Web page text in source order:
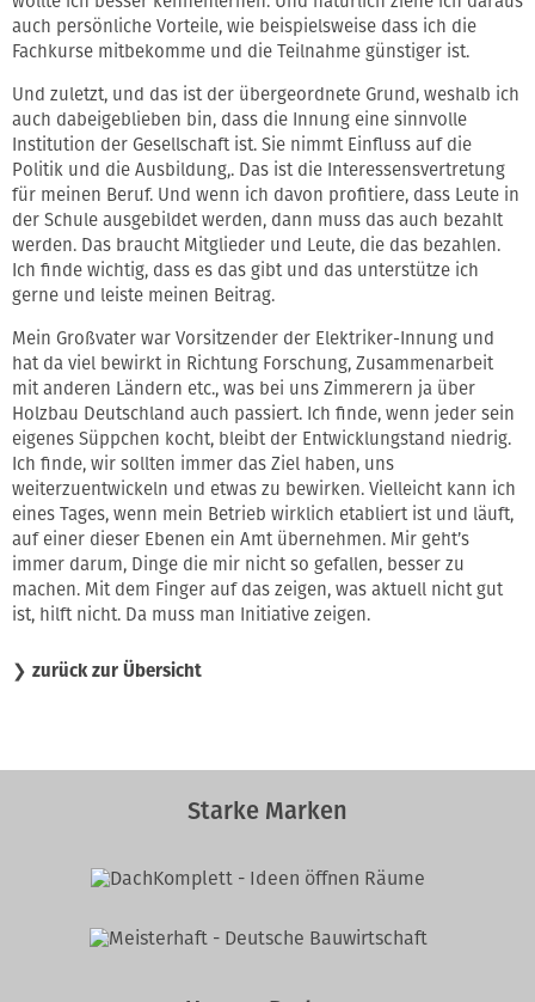
auch persönliche Vorteile, wie beispielsweise dass ich die
Fachkurse mitbekomme und die Teilnahme günstiger ist.
Und zuletzt, und das ist der übergeordnete Grund, weshalb ich
auch dabeigeblieben bin, dass die Innung eine sinnvolle
Institution der Gesellschaft ist. Sie nimmt Einfluss auf die
Politik und die Ausbildung,. Das ist die Interessensvertretung
für meinen Beruf. Und wenn ich davon profitiere, dass Leute in
der Schule ausgebildet werden, dann muss das auch bezahlt
werden. Das braucht Mitglieder und Leute, die das bezahlen.
Ich finde wichtig, dass es das gibt und das unterstütze ich
gerne und leiste meinen Beitrag.
Mein Großvater war Vorsitzender der Elektriker-Innung und
hat da viel bewirkt in Richtung Forschung, Zusammenarbeit
mit anderen Ländern etc., was bei uns Zimmerern ja über
Holzbau Deutschland auch passiert. Ich finde, wenn jeder sein
eigenes Süppchen kocht, bleibt der Entwicklungstand niedrig.
Ich finde, wir sollten immer das Ziel haben, uns
weiterzuentwickeln und etwas zu bewirken. Vielleicht kann ich
eines Tages, wenn mein Betrieb wirklich etabliert ist und läuft,
auf einer dieser Ebenen ein Amt übernehmen. Mir geht’s
immer darum, Dinge die mir nicht so gefallen, besser zu
machen. Mit dem Finger auf das zeigen, was aktuell nicht gut
ist, hilft nicht. Da muss man Initiative zeigen.
❯ zurück zur Übersicht
Starke Marken